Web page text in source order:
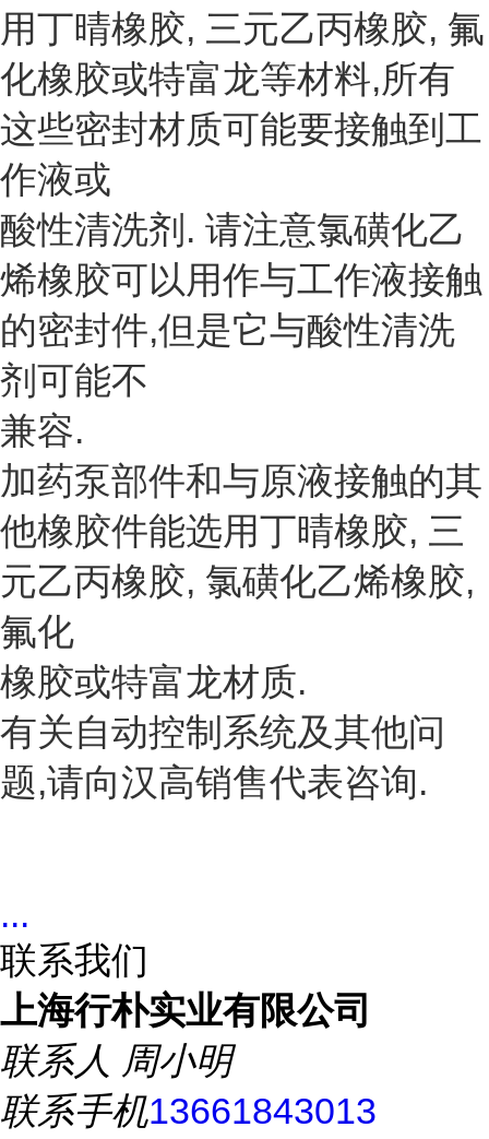
用丁晴橡胶, 三元乙丙橡胶, 氟
化橡胶或特富龙等材料,所有
这些密封材质可能要接触到工
作液或
酸性清洗剂. 请注意氯磺化乙
烯橡胶可以用作与工作液接触
的密封件,但是它与酸性清洗
剂可能不
兼容.
加药泵部件和与原液接触的其
他橡胶件能选用丁晴橡胶, 三
元乙丙橡胶, 氯磺化乙烯橡胶,
氟化
橡胶或特富龙材质.
有关自动控制系统及其他问
题,请向汉高销售代表咨询.
...
联系我们
上海行朴实业有限公司
联系人 周小明
联系手机13661843013